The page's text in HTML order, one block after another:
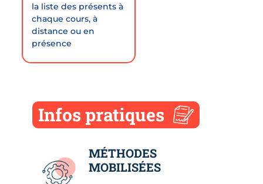
la liste des présents à
chaque cours, à
distance ou en
présence
Infos pratiques
MÉTHODES
MOBILISÉES